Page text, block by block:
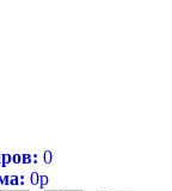
0
0р